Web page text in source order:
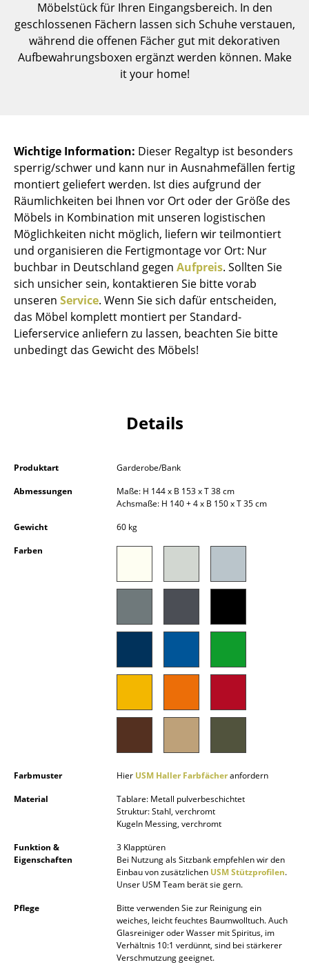
... alle Tische
Aufbewahren
Regale & Schränke
Sideboards & Kommoden
TV Möbel
Beistell- & Rollcontainer
Barmöbel
Garderoben
Kleinaufbewahrung
Einzelteile
... alle Aufbewahrungsmöbel
Schreibtischleuchten
Stehleuchten & Leseleuchten
Kinderbetten
Nachttische & Bettzubehör
Accessoires
Spiegel
Figuren & Miniaturen
Möbelstück für Ihren Eingangsbereich. In den
geschlossenen Fächern lassen sich Schuhe verstauen,
während die offenen Fächer gut mit dekorativen
Aufbewahrungsboxen ergänzt werden können. Make
it your home!
Wichtige Information: Dieser Regaltyp ist besonders
sperrig/schwer und kann nur in Ausnahmefällen fertig
montiert geliefert werden. Ist dies aufgrund der
Räumlichkeiten bei Ihnen vor Ort oder der Größe des
Möbels in Kombination mit unseren logistischen
Möglichkeiten nicht möglich, liefern wir teilmontiert
und organisieren die Fertigmontage vor Ort: Nur
buchbar in Deutschland gegen Aufpreis. Sollten Sie
sich unsicher sein, kontaktieren Sie bitte vorab
unseren Service. Wenn Sie sich dafür entscheiden,
das Möbel komplett montiert per Standard-
Lieferservice anliefern zu lassen, beachten Sie bitte
unbedingt das Gewicht des Möbels!
Details
Produktart
Garderobe/Bank
Abmessungen
Maße: H 144 x B 153 x T 38 cm
Achsmaße: H 140 + 4 x B 150 x T 35 cm
Gewicht
60 kg
Farben
Farbmuster Hier USM Haller Farbfächeranfordern
Material
Tablare: Metall pulverbeschichtet
Struktur: Stahl, verchromt
Kugeln Messing, verchromt
Funktion &
Eigenschaften
3 Klapptüren
Bei Nutzung als Sitzbank empfehlen wir den
Einbau von zusätzlichen USM Stützprofilen.
Unser USM Team berät sie gern.
Pflege
Bitte verwenden Sie zur Reinigung ein
weiches, leicht feuchtes Baumwolltuch. Auch
Glasreiniger oder Wasser mit Spiritus, im
Verhältnis 10:1 verdünnt, sind bei stärkerer
Verschmutzung geeignet.